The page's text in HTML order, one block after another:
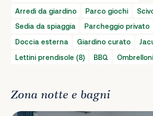
Arredi da giardino
Parco giochi
Sedia da spiaggia
Parcheggio privato
Doccia esterna
Giardino curato
Lettini prendisole (8)
BBQ Ombrelloni
Zona notte e bagni